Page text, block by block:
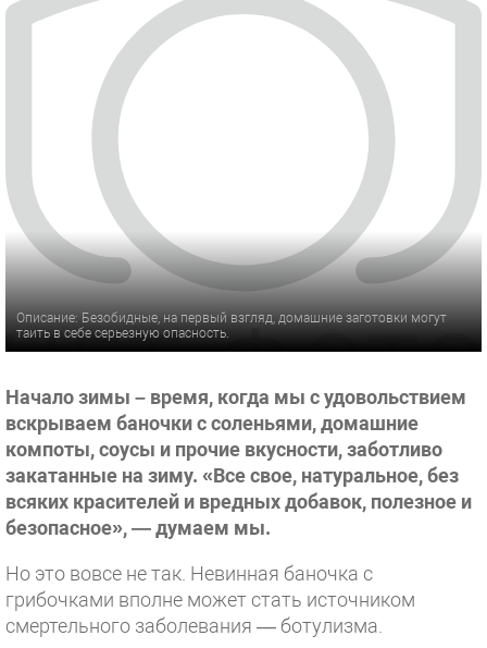
Описание: Безобидные, на первый взгляд, домашние заготовки могут
таить в себе серьезную опасность.
Начало зимы – время, когда мы с удовольствием
вскрываем баночки с соленьями, домашние
компоты, соусы и прочие вкусности, заботливо
закатанные на зиму. «Все свое, натуральное, без
всяких красителей и вредных добавок, полезное и
безопасное», — думаем мы.
Но это вовсе не так. Невинная баночка с
грибочками вполне может стать источником
смертельного заболевания — ботулизма.